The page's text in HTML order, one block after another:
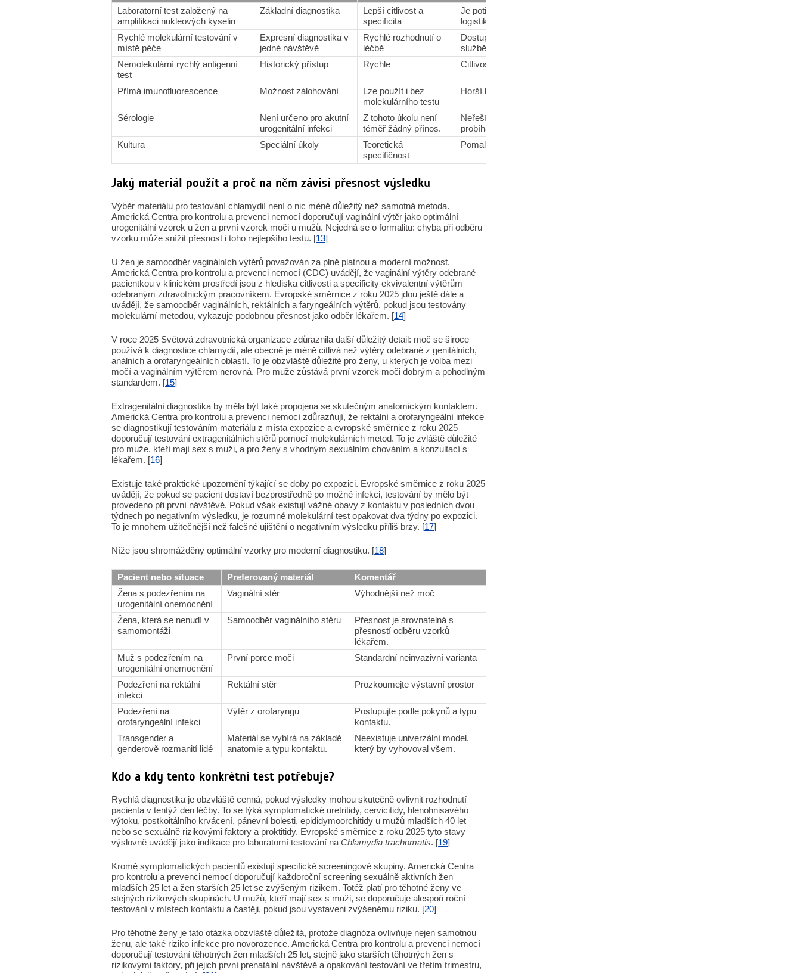
Laboratorní test založený na
amplifikaci nukleových kyselin
Základní diagnostika
Lepší citlivost a
specificita
Je potřeba laboratorní
logistika
Rychlé molekulární testování v
místě péče
Expresní diagnostika v
jedné návštěvě
Rychlé rozhodnutí o
léčbě
Dostupnost závisí na
službě
Nemolekulární rychlý antigenní
test
Historický přístup Rychle Citlivost je nižší
Přímá imunofluorescence
Možnost zálohování
Lze použít i bez
molekulárního testu
Horší kvalita
Sérologie
Není určeno pro akutní
urogenitální infekci
Z tohoto úkolu není
téměř žádný přínos.
Neřeší problém lokální
probíhající infekce.
Kultura Speciální úkoly
Teoretická
specifičnost
Pomalé a nepohodlné
Jaký materiál použít a proč na něm závisí přesnost výsledku
Výběr materiálu pro testování chlamydií není o nic méně důležitý než samotná metoda.
Americká Centra pro kontrolu a prevenci nemocí doporučují vaginální výtěr jako optimální
urogenitální vzorek u žen a první vzorek moči u mužů. Nejedná se o formalitu: chyba při odběru
vzorku může snížit přesnost i toho nejlepšího testu. [13]
U žen je samoodběr vaginálních výtěrů považován za plně platnou a moderní možnost.
Americká Centra pro kontrolu a prevenci nemocí (CDC) uvádějí, že vaginální výtěry odebrané
pacientkou v klinickém prostředí jsou z hlediska citlivosti a specificity ekvivalentní výtěrům
odebraným zdravotnickým pracovníkem. Evropské směrnice z roku 2025 jdou ještě dále a
uvádějí, že samoodběr vaginálních, rektálních a faryngeálních výtěrů, pokud jsou testovány
molekulární metodou, vykazuje podobnou přesnost jako odběr lékařem. [14]
V roce 2025 Světová zdravotnická organizace zdůraznila další důležitý detail: moč se široce
používá k diagnostice chlamydií, ale obecně je méně citlivá než výtěry odebrané z genitálních,
análních a orofaryngeálních oblastí. To je obzvláště důležité pro ženy, u kterých je volba mezi
močí a vaginálním výtěrem nerovná. Pro muže zůstává první vzorek moči dobrým a pohodlným
standardem. [15]
Extragenitální diagnostika by měla být také propojena se skutečným anatomickým kontaktem.
Americká Centra pro kontrolu a prevenci nemocí zdůrazňují, že rektální a orofaryngeální infekce
se diagnostikují testováním materiálu z místa expozice a evropské směrnice z roku 2025
doporučují testování extragenitálních stěrů pomocí molekulárních metod. To je zvláště důležité
pro muže, kteří mají sex s muži, a pro ženy s vhodným sexuálním chováním a konzultací s
lékařem. [16]
Existuje také praktické upozornění týkající se doby po expozici. Evropské směrnice z roku 2025
uvádějí, že pokud se pacient dostaví bezprostředně po možné infekci, testování by mělo být
provedeno při první návštěvě. Pokud však existují vážné obavy z kontaktu v posledních dvou
týdnech po negativním výsledku, je rozumné molekulární test opakovat dva týdny po expozici.
To je mnohem užitečnější než falešné ujištění o negativním výsledku příliš brzy. [17]
Níže jsou shromážděny optimální vzorky pro moderní diagnostiku. [18]
Pacient nebo situace Preferovaný materiál
Komentář
Žena s podezřením na
urogenitální onemocnění
Vaginální stěr Výhodnější než moč
Žena, která se nenudí v
samomontáži
Samoodběr vaginálního stěru
Přesnost je srovnatelná s
přesností odběru vzorků
lékařem.
Muž s podezřením na
urogenitální onemocnění
První porce moči Standardní neinvazivní varianta
Podezření na rektální
infekci
Rektální stěr Prozkoumejte výstavní prostor
Podezření na
orofaryngeální infekci
Výtěr z orofaryngu
Postupujte podle pokynů a typu
kontaktu.
Transgender a
genderově rozmanití lidé
Materiál se vybírá na základě
anatomie a typu kontaktu.
Neexistuje univerzální model,
který by vyhovoval všem.
Kdo a kdy tento konkrétní test potřebuje?
Rychlá diagnostika je obzvláště cenná, pokud výsledky mohou skutečně ovlivnit rozhodnutí
pacienta v tentýž den léčby. To se týká symptomatické uretritidy, cervicitidy, hlenohnisavého
výtoku, postkoitálního krvácení, pánevní bolesti, epididymoorchitidy u mužů mladších 40 let
nebo se sexuálně rizikovými faktory a proktitidy. Evropské směrnice z roku 2025 tyto stavy
výslovně uvádějí jako indikace pro laboratorní testování na Chlamydia trachomatis. [19]
Kromě symptomatických pacientů existují specifické screeningové skupiny. Americká Centra
pro kontrolu a prevenci nemocí doporučují každoroční screening sexuálně aktivních žen
mladších 25 let a žen starších 25 let se zvýšeným rizikem. Totéž platí pro těhotné ženy ve
stejných rizikových skupinách. U mužů, kteří mají sex s muži, se doporučuje alespoň roční
testování v místech kontaktu a častěji, pokud jsou vystaveni zvýšenému riziku. [20]
Pro těhotné ženy je tato otázka obzvláště důležitá, protože diagnóza ovlivňuje nejen samotnou
ženu, ale také riziko infekce pro novorozence. Americká Centra pro kontrolu a prevenci nemocí
doporučují testování těhotných žen mladších 25 let, stejně jako starších těhotných žen s
rizikovými faktory, při jejich první prenatální návštěvě a opakování testování ve třetím trimestru,